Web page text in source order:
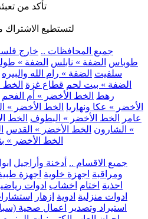
تأكد من
لتستطيع
.. جميع المحافظات .. خارج
طوباس الضفة » نابلس الضفة »
سلفيت الضفة » رام الله والبيره
الضفة » بيت لحم قطاع غزة الخط
رهط الخط الأخضر » أم الفحم
الأخضر » عكا ونهاريا الخط الأخضر »
عامر
الخط الأخضر » البطوف الخط
» الشارون الخط الأخضر » القدس
الخط الأخضر »
.. جميع الاقسام .. أدخنة وأراجيل
ومراقبة اجهزة خلوية اجهزة
احذية اختام اخشاب ادوات
ادوات منزلية ادوية ازهار
استيراد وتصدير
اعمال صحية